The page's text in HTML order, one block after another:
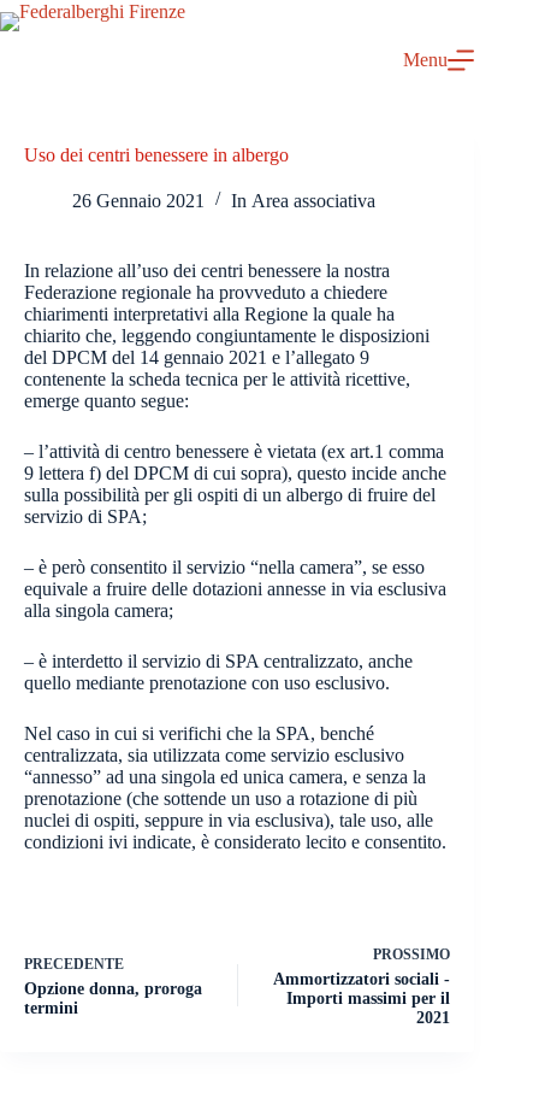
Salta
al
Menu
Uso dei centri benessere in albergo
26 Gennaio 2021 In Area associativa
In relazione all’uso dei centri benessere la nostra
Federazione regionale ha provveduto a chiedere
chiarimenti interpretativi alla Regione la quale ha
chiarito che, leggendo congiuntamente le disposizioni
del DPCM del 14 gennaio 2021 e l’allegato 9
contenente la scheda tecnica per le attività ricettive,
emerge quanto segue:
– l’attività di centro benessere è vietata (ex art.1 comma
9 lettera f) del DPCM di cui sopra), questo incide anche
sulla possibilità per gli ospiti di un albergo di fruire del
servizio di SPA;
– è però consentito il servizio “nella camera”, se esso
equivale a fruire delle dotazioni annesse in via esclusiva
alla singola camera;
– è interdetto il servizio di SPA centralizzato, anche
quello mediante prenotazione con uso esclusivo.
Nel caso in cui si verifichi che la SPA, benché
centralizzata, sia utilizzata come servizio esclusivo
“annesso” ad una singola ed unica camera, e senza la
prenotazione (che sottende un uso a rotazione di più
nuclei di ospiti, seppure in via esclusiva), tale uso, alle
condizioni ivi indicate, è considerato lecito e consentito.
PRECEDENTE
Opzione donna, proroga
termini
PROSSIMO
Ammortizzatori sociali -
Importi massimi per il
2021